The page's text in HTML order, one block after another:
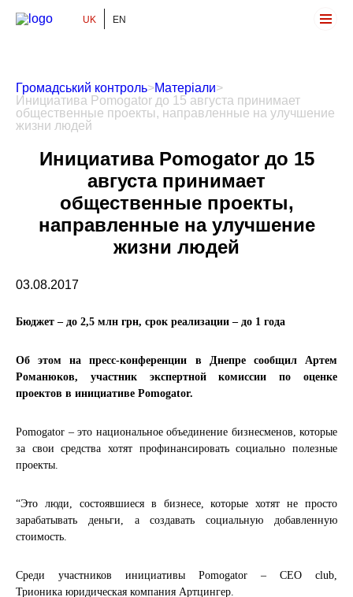
Громадський Контроль
UK EN
Громадський контроль>Матеріали>
Инициатива Pomogator до 15 августа принимает
общественные проекты, направленные на улучшение
жизни людей
Инициатива Pomogator до 15
августа принимает
общественные проекты,
направленные на улучшение
жизни людей
03.08.2017
Бюджет – до 2,5 млн грн, срок реализации – до 1 года
Об этом на пресс-конференции в Днепре сообщил Артем
Романюков, участник экспертной комиссии по оценке
проектов в инициативе Pomogator.
Pomogator – это национальное объединение бизнесменов, которые
за свои средства хотят профинансировать социально полезные
проекты.
“Это люди, состоявшиеся в бизнесе, которые хотят не просто
зарабатывать деньги, а создавать социальную добавленную
стоимость.
Среди участников инициативы Pomogator – СEO club,
Трионика юридическая компания Артцингер.